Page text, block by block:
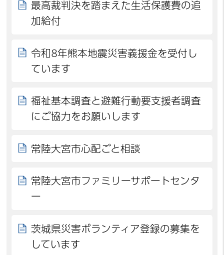
最高裁判決を踏まえた生活保護費の追
加給付
令和8年熊本地震災害義援金を受付し
ています
福祉基本調査と避難行動要支援者調査
にご協力をお願いします
常陸大宮市心配ごと相談
常陸大宮市ファミリーサポートセンタ
ー
茨城県災害ボランティア登録の募集を
しています